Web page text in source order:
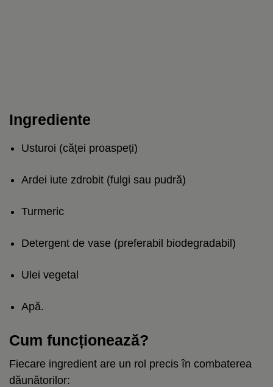
Ingrediente
Usturoi (căței proaspeți)
Ardei iute zdrobit (fulgi sau pudră)
Turmeric
Detergent de vase (preferabil biodegradabil)
Ulei vegetal
Apă.
Cum funcționează?
Fiecare ingredient are un rol precis în combaterea
dăunătorilor: